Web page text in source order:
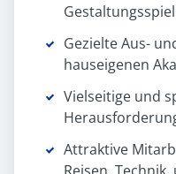
Gezielte Aus-
hauseigenen
Vielseitige und
Attraktive